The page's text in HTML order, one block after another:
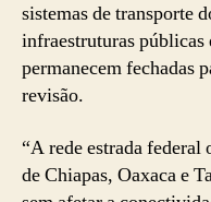
sistemas de transporte
infraestruturas públicas
permanecem fechadas
revisão.
“A rede estrada federal
de Chiapas, Oaxaca e